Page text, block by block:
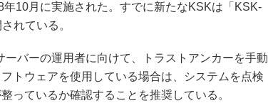
10月に実施された。すでに新たなKSKは「KSK-
れている。
バーの運用者に向けて、トラストアンカーを手動
トウェアを使用している場合は、システムを点検
っているか確認することを推奨している。